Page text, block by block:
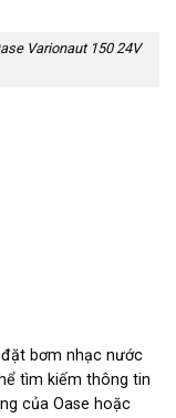
Varionaut 150 24V
bơm nhạc nước
tìm kiếm thông tin
của Oase hoặc